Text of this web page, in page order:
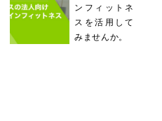
ンフィットネ
スを活用して
みませんか。